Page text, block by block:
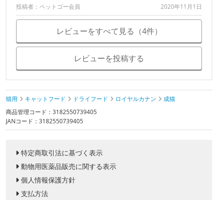
投稿者：ペットゴー会員 2020年11月1日
レビューをすべて見る（4件）
レビューを投稿する
猫用 キャットフード ドライフード ロイヤルカナン
成猫
商品管理コード：3182550739405
JANコード：3182550739405
特定商取引法に基づく表示
動物用医薬品販売に関する表示
個人情報保護方針
支払方法